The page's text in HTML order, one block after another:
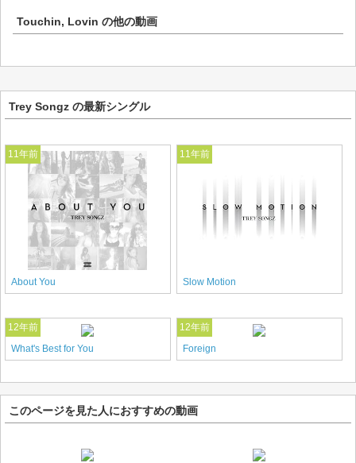
Touchin, Lovin の他の動画
Trey Songz の最新シングル
11年前
About You
11年前
Slow Motion
12年前
What's Best for You
12年前
Foreign
このページを見た人におすすめの動画